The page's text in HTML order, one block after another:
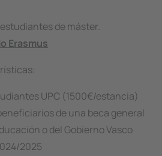
de máster.
Erasmus
UPC (1500€/estancia)
de una beca general
o del Gobierno Vasco
2025